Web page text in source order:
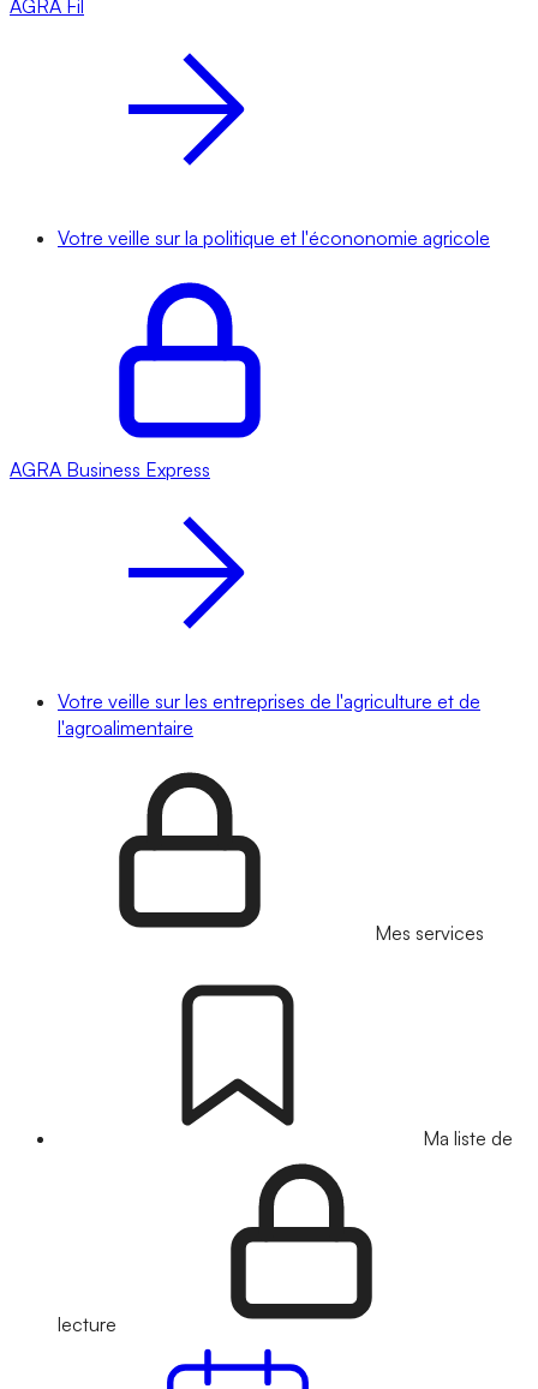
AGRA Fil
Votre veille sur la politique et l'écononomie agricole
AGRA Business Express
Votre veille sur les entreprises de l'agriculture et de
l'agroalimentaire
Mes services
Ma liste de
lecture